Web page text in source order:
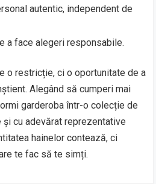
autentic, independent de
a face alegeri responsabile.
o restricție, ci o oportunitate de a
Alegând să cumperi mai
garderoba într-o colecție de
cu adevărat reprezentative
hainelor contează, ci
te fac să te simți.